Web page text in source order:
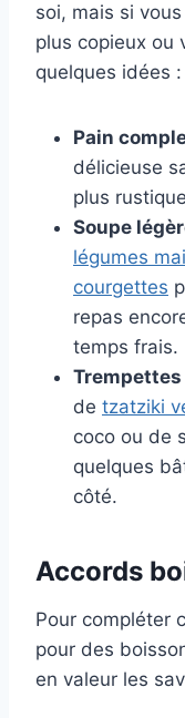
soi, mais si
plus copieux ou
quelques idées :
Pain
délicieuse
plus
Soupe
légumes
courgettes
repas
temps frais.
Trempettes
de tzatziki
coco ou de
quelques
côté.
Accords
Pour compléter
pour des
en valeur les